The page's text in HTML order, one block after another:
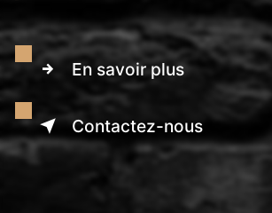
En savoir plus
Contactez-nous